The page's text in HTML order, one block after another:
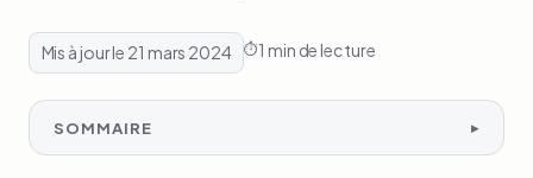
Mis à jour le 21 mars 2024 1 min de lecture
SOMMAIRE